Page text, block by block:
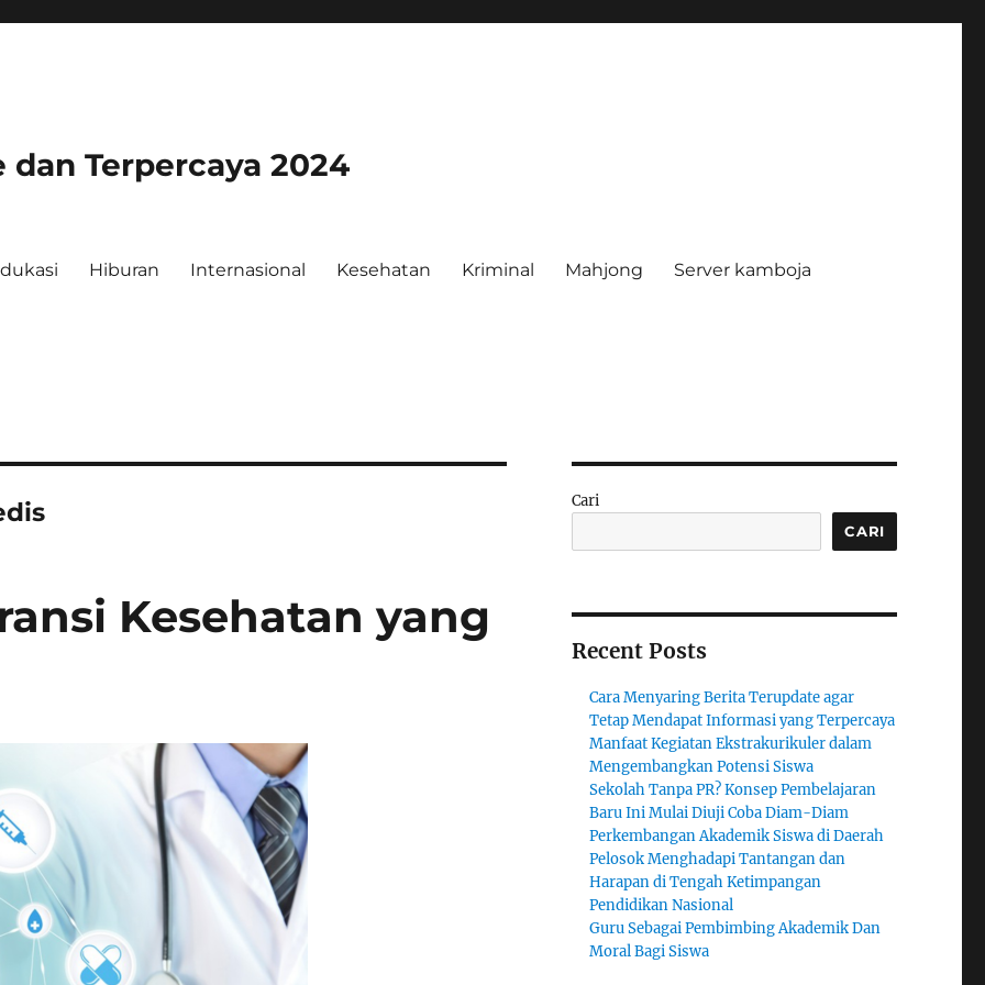
Terpercaya 2024
Hiburan Internasional Kesehatan Kriminal Mahjong Server kamboja
Kesehatan yang
Cari
CARI
Recent Posts
Cara Menyaring Berita Terupdate agar
Tetap Mendapat Informasi yang Terpercaya
Manfaat Kegiatan Ekstrakurikuler dalam
Mengembangkan Potensi Siswa
Sekolah Tanpa PR? Konsep Pembelajaran
Baru Ini Mulai Diuji Coba Diam-Diam
Perkembangan Akademik Siswa di Daerah
Pelosok Menghadapi Tantangan dan
Harapan di Tengah Ketimpangan
Pendidikan Nasional
Guru Sebagai Pembimbing Akademik Dan
Moral Bagi Siswa